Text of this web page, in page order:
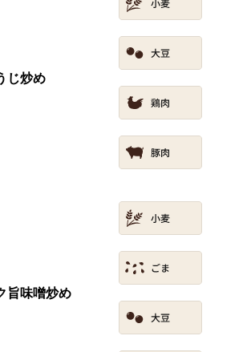
じ炒め
旨味噌炒め